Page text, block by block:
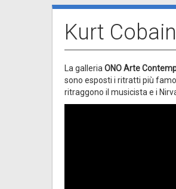
Kurt
La galleria ONO Arte
sono esposti i ritratti più
ritraggono il musicista e i